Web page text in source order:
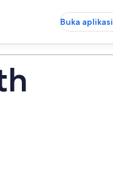
Buka aplikasi